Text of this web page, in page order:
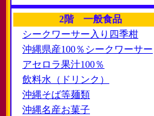
2階 一般食品
シークワーサー入り四季柑
沖縄県産100％シークワーサー
アセロラ果汁100％
飲料水（ドリンク）
沖縄そば等麺類
沖縄名産お菓子